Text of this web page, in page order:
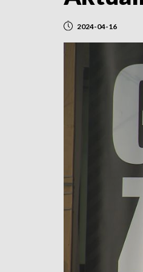
2024-04-16